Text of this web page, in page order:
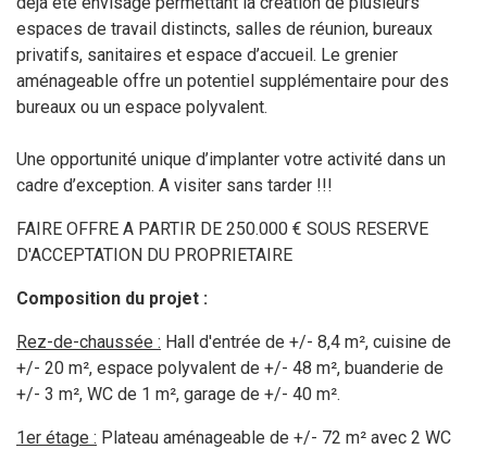
espaces de travail distincts, salles de réunion, bureaux
privatifs, sanitaires et espace d’accueil. Le grenier
aménageable offre un potentiel supplémentaire pour des
bureaux ou un espace polyvalent.
Une opportunité unique d’implanter votre activité dans un
cadre d’exception. A visiter sans tarder !!!
FAIRE OFFRE A PARTIR DE 250.000 € SOUS RESERVE
D'ACCEPTATION DU PROPRIETAIRE
Composition du projet :
Rez-de-chaussée : Hall d'entrée de +/- 8,4 m², cuisine de
+/- 20 m², espace polyvalent de +/- 48 m², buanderie de
+/- 3 m², WC de 1 m², garage de +/- 40 m².
1er étage : Plateau aménageable de +/- 72 m² avec 2 WC